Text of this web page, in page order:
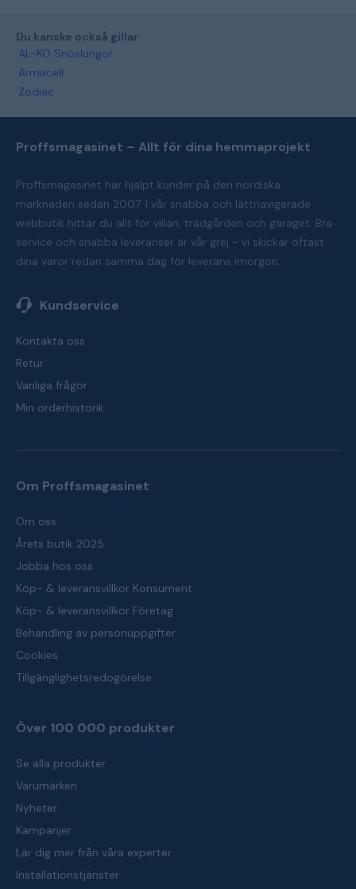
Du kanske också gillar
AL-KO Snöslungor
Armacell
Zodiac
Proffsmagasinet – Allt för dina hemmaprojekt
Proffsmagasinet har hjälpt kunder på den nordiska
marknaden sedan 2007. I vår snabba och lättnavigerade
webbutik hittar du allt för villan, trädgården och garaget. Bra
service och snabba leveranser är vår grej - vi skickar oftast
dina varor redan samma dag för leverans imorgon.
Kundservice
Kontakta oss
Retur
Vanliga frågor
Min orderhistorik
Om Proffsmagasinet
Om oss
Årets butik 2025
Jobba hos oss
Köp- & leveransvillkor Konsument
Köp- & leveransvillkor Företag
Behandling av personuppgifter
Cookies
Tillgänglighetsredogörelse
Över 100 000 produkter
Se alla produkter
Varumärken
Nyheter
Kampanjer
Lär dig mer från våra experter
Installationstjänster